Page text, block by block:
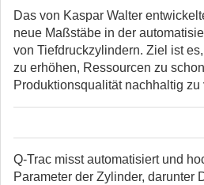
Das von Kaspar Walter
neue Maßstäbe in der
von Tiefdruckzylindern. Ziel ist
zu erhöhen, Ressourcen zu
Produktionsqualität nachhaltig zu
Q-Trac misst automatisiert und
Parameter der Zylinder, darunter